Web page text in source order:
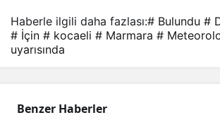
için
Haberle ilgili daha fazlası:# Bulundu #
# İçin # kocaeli # Marmara #
uyarısında
Benzer Haberler